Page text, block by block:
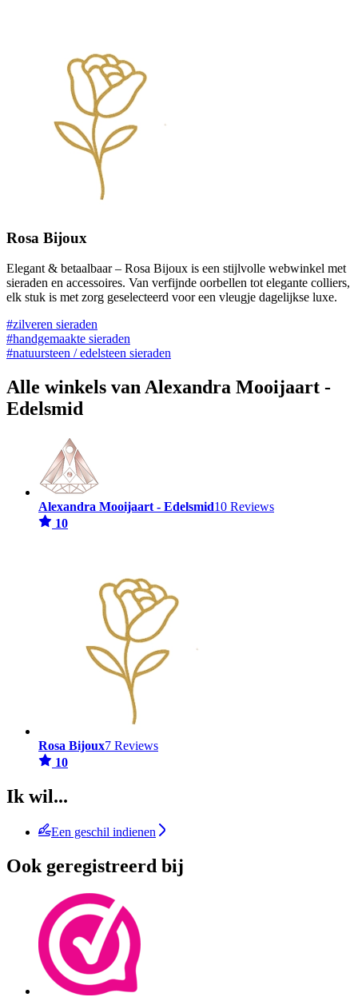
Rosa Bijoux
Elegant & betaalbaar – Rosa Bijoux is een stijlvolle webwinkel met
sieraden en accessoires. Van verfijnde oorbellen tot elegante colliers,
elk stuk is met zorg geselecteerd voor een vleugje dagelijkse luxe.
#zilveren sieraden
#handgemaakte sieraden
#natuursteen / edelsteen sieraden
Alle winkels van Alexandra Mooijaart -
Edelsmid
Alexandra Mooijaart - Edelsmid10 Reviews
10
Rosa Bijoux7 Reviews
10
Ik wil...
Een geschil indienen
Ook geregistreerd bij